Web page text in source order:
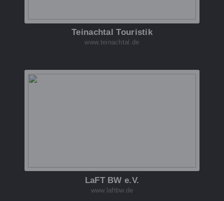
Teinachtal Touristik
www.teinachtal.de
LaFT BW e.V.
www.laftbw.de